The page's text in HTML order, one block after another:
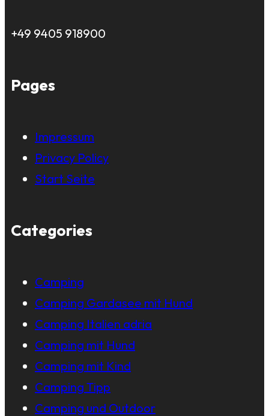
+49 9405 918900
Pages
Impressum
Privacy Policy
Start Seite
Categories
Camping
Camping Gardasee mit Hund
Camping Italien adria
Camping mit Hund
Camping mit Kind
Camping Tipp
Camping und Outdoor